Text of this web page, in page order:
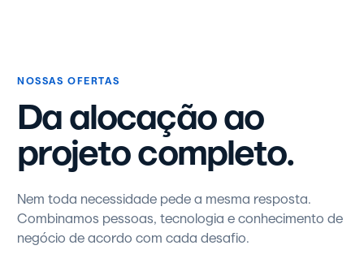
NOSSAS OFERTAS
Da alocação ao
projeto completo.
Nem toda necessidade pede a mesma resposta.
Combinamos pessoas, tecnologia e conhecimento de
negócio de acordo com cada desafio.